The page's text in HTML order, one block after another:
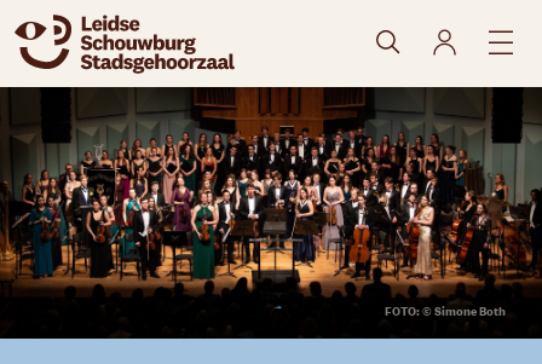
FOTO: © Simone Both
naar agenda